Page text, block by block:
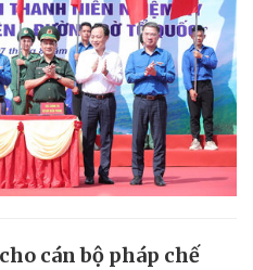
cán bộ pháp chế